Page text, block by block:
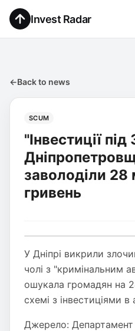
Invest Radar
←Back to news
SCUM
"Інвестиції
заволоділи 28
гривень
У Дніпрі викрили
чолі з "кримінальним
ошукала громадян на
схемі з інвестиціями в
Джерело: Департамент